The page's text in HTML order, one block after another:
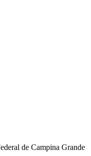
de Campina Grande